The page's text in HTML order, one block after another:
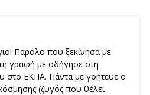
Παρόλο που ξεκίνησα με
γραφή με οδήγησε στη
στο ΕΚΠΑ. Πάντα με γοήτευε ο
(ζυγός που θέλει